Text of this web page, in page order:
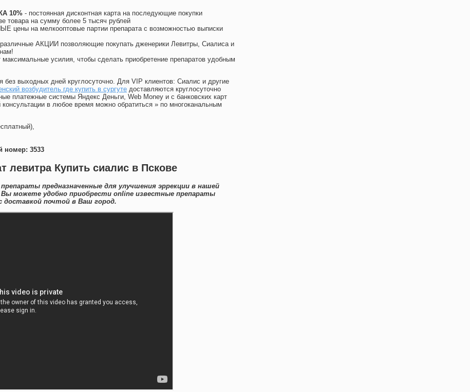
10% - постоянная дисконтная карта на последующие покупки
товара на сумму более 5 тысяч рублей
цены на мелкооптовые партии препарата с возможностью выписки
различные АКЦИИ позволяющие покупать дженерики Левитры, Сиалиса и
усилия, чтобы сделать приобретение препаратов удобным
без выходных дней круглосуточно. Для VIP клиентов: Сиалис и другие
возбудитель где купить в сургуте доставляются круглосуточно
платежные системы Яндекс Деньги, Web Money и с банковских карт
в любое время можно обратиться » по многоканальным
номер: 3533
левитра Купить сиалис в Пскове
предназначенные для улучшения эррекции в нашей
можете удобно приобрести online известные препараты
доставкой почтой в Ваш город.